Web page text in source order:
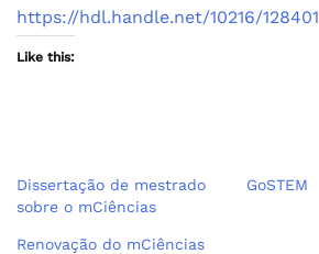
https://hdl.handle.net/10216/128401
Like this:
Dissertação de mestrado
sobre o mCiências
GoSTEM
Renovação do mCiências